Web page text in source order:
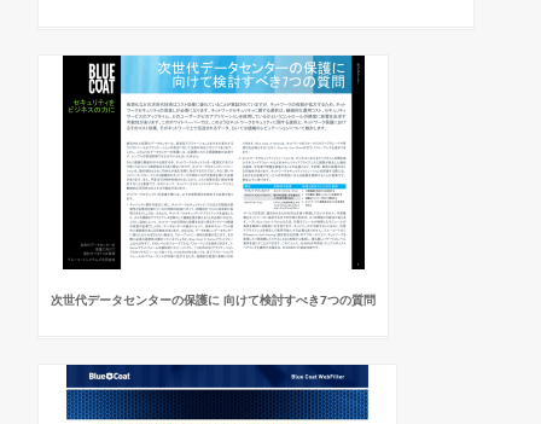
次世代データセンターの保護に 向けて検討すべき7つの質問